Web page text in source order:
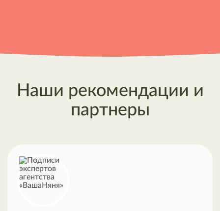
Наши рекомендации и
партнеры